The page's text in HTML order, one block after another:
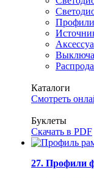
Профили
Каталоги
Смотреть
Буклеты
Скачать в PDF
27. Профили